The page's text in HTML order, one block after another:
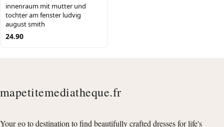
innenraum mit mutter und
tochter am fenster ludvig
august smith
24.90
mapetitemediatheque.fr
Your go to destination to find beautifully crafted dresses for life's